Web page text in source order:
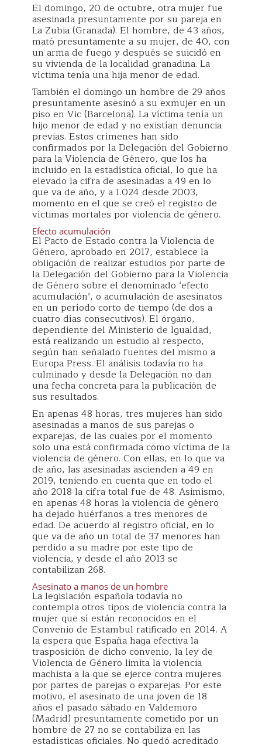
El domingo, 20 de octubre, otra mujer fue
asesinada presuntamente por su pareja en
La Zubia (Granada). El hombre, de 43 años,
mató presuntamente a su mujer, de 40, con
un arma de fuego y después se suicidó en
su vivienda de la localidad granadina. La
víctima tenía una hija menor de edad.
También el domingo un hombre de 29 años
presuntamente asesinó a su exmujer en un
piso en Vic (Barcelona). La víctima tenía un
hijo menor de edad y no existían denuncia
previas. Estos crímenes han sido
confirmados por la Delegación del Gobierno
para la Violencia de Género, que los ha
incluido en la estadística oficial, lo que ha
elevado la cifra de asesinadas a 49 en lo
que va de año, y a 1.024 desde 2003,
momento en el que se creó el registro de
víctimas mortales por violencia de género.
Efecto acumulación
El Pacto de Estado contra la Violencia de
Género, aprobado en 2017, establece la
obligación de realizar estudios por parte de
la Delegación del Gobierno para la Violencia
de Género sobre el denominado ‘efecto
acumulación’, o acumulación de asesinatos
en un período corto de tiempo (de dos a
cuatro días consecutivos). El órgano,
dependiente del Ministerio de Igualdad,
está realizando un estudio al respecto,
según han señalado fuentes del mismo a
Europa Press. El análisis todavía no ha
culminado y desde la Delegación no dan
una fecha concreta para la publicación de
sus resultados.
En apenas 48 horas, tres mujeres han sido
asesinadas a manos de sus parejas o
exparejas, de las cuales por el momento
solo una está confirmada como víctima de la
violencia de género. Con ellas, en lo que va
de año, las asesinadas ascienden a 49 en
2019, teniendo en cuenta que en todo el
año 2018 la cifra total fue de 48. Asimismo,
en apenas 48 horas la violencia de género
ha dejado huérfanos a tres menores de
edad. De acuerdo al registro oficial, en lo
que va de año un total de 37 menores han
perdido a su madre por este tipo de
violencia, y desde el año 2013 se
contabilizan 268.
Asesinato a manos de un hombre
La legislación española todavía no
contempla otros tipos de violencia contra la
mujer que sí están reconocidos en el
Convenio de Estambul ratificado en 2014. A
la espera que España haga efectiva la
trasposición de dicho convenio, la ley de
Violencia de Género limita la violencia
machista a la que se ejerce contra mujeres
por partes de parejas o exparejas. Por este
motivo, el asesinato de una joven de 18
años el pasado sábado en Valdemoro
(Madrid) presuntamente cometido por un
hombre de 27 no se contabiliza en las
estadísticas oficiales. No quedó acreditado